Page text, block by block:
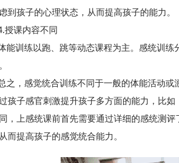
到孩子的心理状态，从而提高孩子的能力。
课内容不同
训练以跑、跳等动态课程为主。感统训练
，感觉统合训练不同于一般的体能活动或
孩子感官刺激提升孩子多方面的能力，比
，上感统课前首先需要通过详细的感统测
而提高孩子的感觉统合能力。